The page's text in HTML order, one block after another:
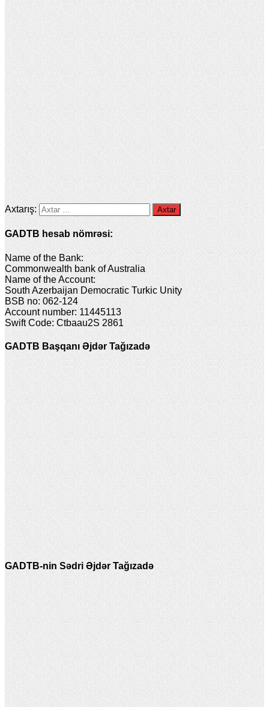
Axtarış:
GADTB hesab nömrəsi:
Name of the Bank:
Commonwealth bank of Australia
Name of the Account:
South Azerbaijan Democratic Turkic Unity
BSB no: 062-124
Account number: 11445113
Swift Code: Ctbaau2S 2861
GADTB Başqanı Əjdər Tağızadə
GADTB-nin Sədri Əjdər Tağızadə